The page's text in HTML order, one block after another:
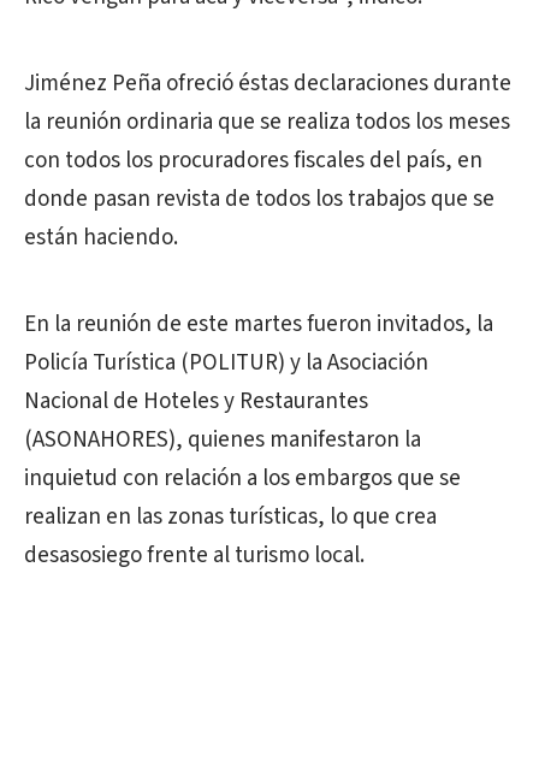
Jiménez Peña ofreció éstas declaraciones durante
la reunión ordinaria que se realiza todos los meses
con todos los procuradores fiscales del país, en
donde pasan revista de todos los trabajos que se
están haciendo.
En la reunión de este martes fueron invitados, la
Policía Turística (POLITUR) y la Asociación
Nacional de Hoteles y Restaurantes
(ASONAHORES), quienes manifestaron la
inquietud con relación a los embargos que se
realizan en las zonas turísticas, lo que crea
desasosiego frente al turismo local.